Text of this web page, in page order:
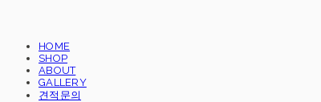
HOME
SHOP
ABOUT
GALLERY
견적문의